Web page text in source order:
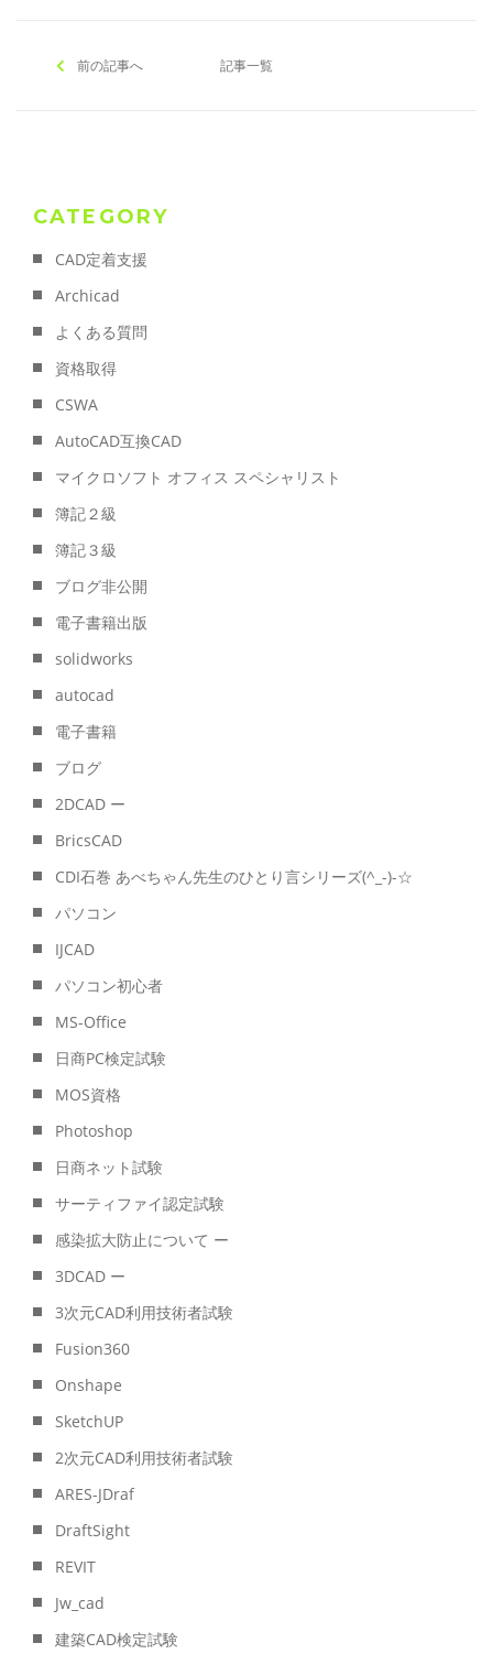
前の記事へ 記事一覧
CATEGORY
CAD定着支援
Archicad
よくある質問
資格取得
CSWA
AutoCAD互換CAD
マイクロソフト オフィス スペシャリスト
簿記２級
簿記３級
ブログ非公開
電子書籍出版
solidworks
autocad
電子書籍
ブログ
2DCAD ー
BricsCAD
CDI石巻 あべちゃん先生のひとり言シリーズ(^_-)-☆
パソコン
IJCAD
パソコン初心者
MS-Office
日商PC検定試験
MOS資格
Photoshop
日商ネット試験
サーティファイ認定試験
感染拡大防止について ー
3DCAD ー
3次元CAD利用技術者試験
Fusion360
Onshape
SketchUP
2次元CAD利用技術者試験
ARES-JDraf
DraftSight
REVIT
Jw_cad
建築CAD検定試験